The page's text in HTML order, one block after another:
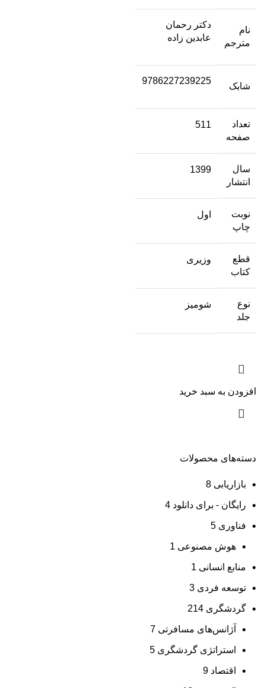
دسته‌های محصولات
بازاریابی 8
رایگان - برای دانلود 4
فناوری 5
هوش مصنوعی 1
منابع انسانی 1
توسعه فردی 3
گردشگری 214
آژانس‌های مسافرتی 7
استراتژی گردشگری 5
اقتصاد 9
نام
مترجم
دکتر رحمان
عابدین زاده
شابک
9786227239225
تعداد
صفحه
511
سال
انتشار
1399
نوبت
چاپ
اول
قطع
کتاب
وزیری
نوع
جلد
شومیز
افزودن به سبد خرید